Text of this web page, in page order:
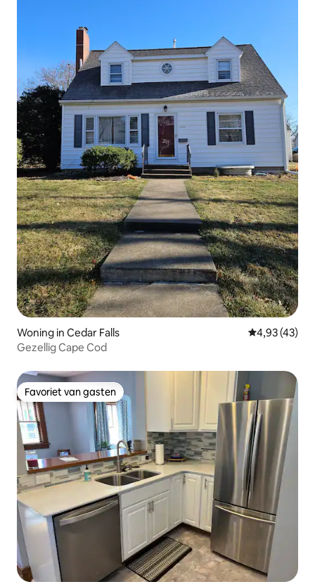
Woning in Cedar Falls Gemiddelde
4,93 (43)
Gezellig Cape Cod
Favoriet van gasten
Favoriet van gasten